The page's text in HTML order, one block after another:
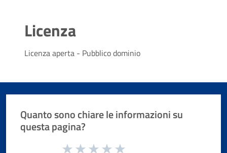
Licenza
Licenza aperta - Pubblico dominio
Quanto sono chiare le informazioni su
questa pagina?
Valuta da 1 a 5 stelle la pagina